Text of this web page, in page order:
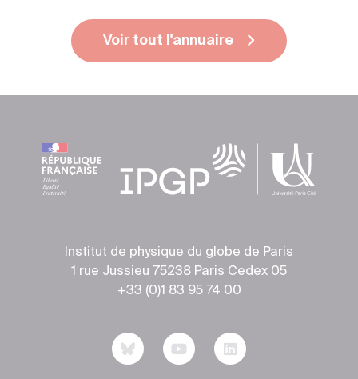
Voir tout l'annuaire
Institut de physique du globe de Paris
1 rue Jussieu 75238 Paris Cedex 05
+33 (0)1 83 95 74 00